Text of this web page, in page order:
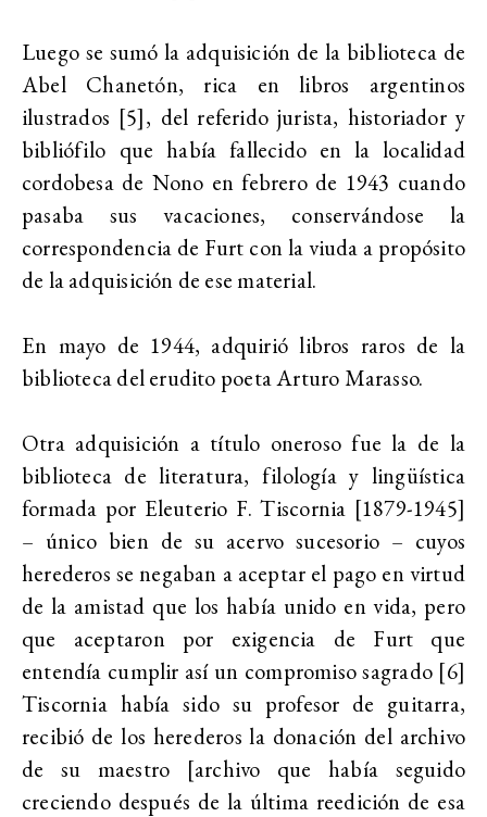
Luego se sumó la adquisición de la biblioteca de
Abel Chanetón, rica en libros argentinos
ilustrados [5], del referido jurista, historiador y
bibliófilo que había fallecido en la localidad
cordobesa de Nono en febrero de 1943 cuando
pasaba sus vacaciones, conservándose la
correspondencia de Furt con la viuda a propósito
de la adquisición de ese material.
En mayo de 1944, adquirió libros raros de la
biblioteca del erudito poeta Arturo Marasso.
Otra adquisición a título oneroso fue la de la
biblioteca de literatura, filología y lingüística
formada por Eleuterio F. Tiscornia [1879-1945]
– único bien de su acervo sucesorio – cuyos
herederos se negaban a aceptar el pago en virtud
de la amistad que los había unido en vida, pero
que aceptaron por exigencia de Furt que
entendía cumplir así un compromiso sagrado [6]
Tiscornia había sido su profesor de guitarra,
recibió de los herederos la donación del archivo
de su maestro [archivo que había seguido
creciendo después de la última reedición de esa